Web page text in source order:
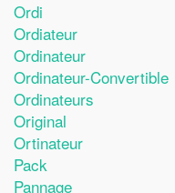
Ordi
Ordiateur
Ordinateur
Ordinateur-Convertible
Ordinateurs
Original
Ortinateur
Pack
Pannage